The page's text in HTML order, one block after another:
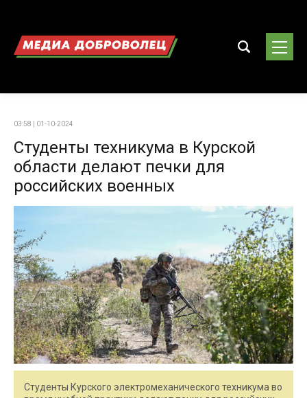
03:58 | 01-10-2024
Студенты техникума в Курской
области делают печки для
российских военных
Студенты Курского электромеханического техникума во